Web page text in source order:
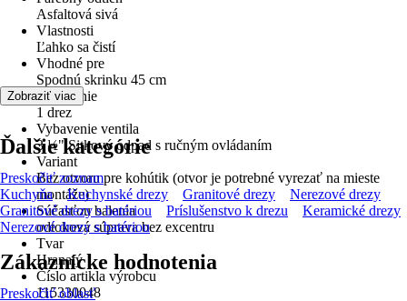
Asfaltová sivá
Vlastnosti
Ľahko sa čistí
Vhodné pre
Spodnú skrinku 45 cm
Vybavenie
1 drez
Vybavenie ventila
3 ½" Sitkový odpad s ručným ovládaním
Variant
Bez otvoru pre kohútik (otvor je potrebné vyrezať na mieste
montáže)
Súčasťou balenia
odtoková súprava bez excentru
Tvar
Hranatý
Číslo artikla výrobcu
115330048
Zobraziť viac
Ďalšie kategórie
Preskočiť zoznam
Kuchyňa
Kuchynské drezy Granitové drezy
Nerezové drezy
Granitové drezy s batériou
Príslušenstvo k drezu
Keramické drezy
Nerezové drezy s batériou
Zákaznícke hodnotenia
Preskočiť oblasť